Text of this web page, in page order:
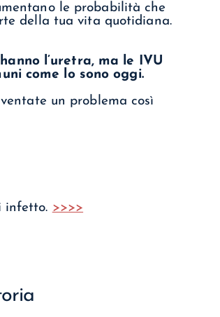
le probabilità che
della tua vita quotidiana.
l’uretra, ma le IVU
come lo sono oggi.
un problema così
infetto. >>>>